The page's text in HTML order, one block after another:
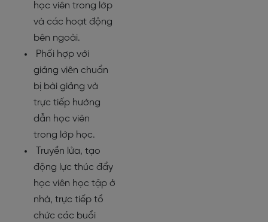
học viên trong lớp
và các hoạt động
bên ngoài.
Phối hợp với
giảng viên chuẩn
bị bài giảng và
trực tiếp hướng
dẫn học viên
trong lớp học.
Truyền lửa, tạo
động lực thúc đẩy
học viên học tập ở
nhà, trực tiếp tổ
chức các buổi